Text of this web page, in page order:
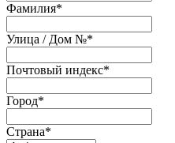
Фамилия*
Улица / Дом №*
Почтовый индекс*
Город*
Страна*